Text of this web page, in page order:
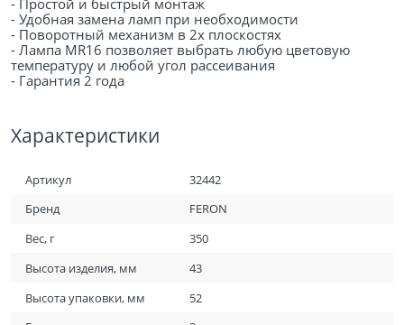
- Простой и быстрый монтаж
- Удобная замена ламп при необходимости
- Поворотный механизм в 2х плоскостях
- Лампа MR16 позволяет выбрать любую цветовую
температуру и любой угол рассеивания
- Гарантия 2 года
Характеристики
Артикул
32442
Бренд
FERON
Вес, г
350
Высота изделия, мм
43
Высота упаковки, мм
52